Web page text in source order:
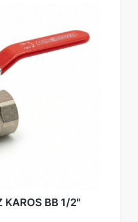
menetes csatlakozással
KAROS BB 1/2"